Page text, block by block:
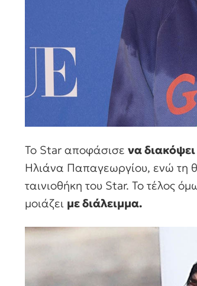
Το Star αποφάσισε να
Ηλιάνα Παπαγεωργίου, ενώ τη
ταινιοθήκη του Star. Το τέλος
μοιάζει με διάλειμμα.